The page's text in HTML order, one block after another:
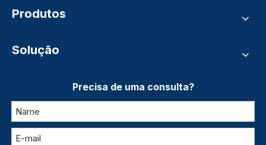
Produtos
Solução
Precisa de uma consulta?